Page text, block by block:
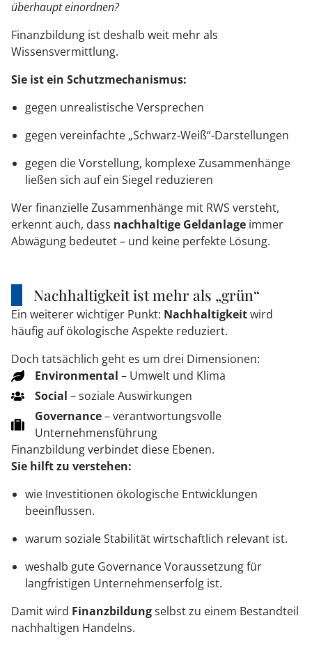
überhaupt einordnen?
Finanzbildung ist deshalb weit mehr als
Wissensvermittlung.
Sie ist ein Schutzmechanismus:
gegen unrealistische Versprechen
gegen vereinfachte „Schwarz-Weiß“-Darstellungen
gegen die Vorstellung, komplexe Zusammenhänge
ließen sich auf ein Siegel reduzieren
Wer finanzielle Zusammenhänge mit RWS versteht,
erkennt auch, dass nachhaltige Geldanlage immer
Abwägung bedeutet – und keine perfekte Lösung.
Nachhaltigkeit ist mehr als „grün“
Ein weiterer wichtiger Punkt: Nachhaltigkeitwird
häufig auf ökologische Aspekte reduziert.
Doch tatsächlich geht es um drei Dimensionen:
Environmental – Umwelt und Klima
Social – soziale Auswirkungen
Governance– verantwortungsvolle
Unternehmensführung
Finanzbildung verbindet diese Ebenen.
Sie hilft zu verstehen:
wie Investitionen ökologische Entwicklungen
beeinflussen.
warum soziale Stabilität wirtschaftlich relevant ist.
weshalb gute Governance Voraussetzung für
langfristigen Unternehmenserfolg ist.
Damit wird Finanzbildungselbst zu einem Bestandteil
nachhaltigen Handelns.